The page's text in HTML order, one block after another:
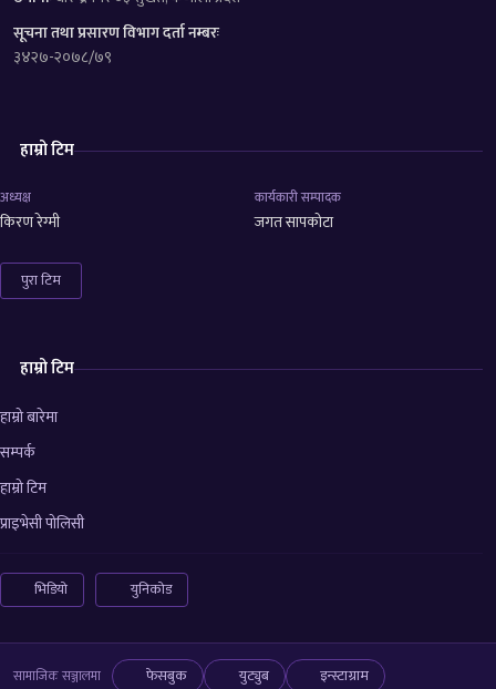
सूचना तथा प्रसारण विभाग दर्ता नम्बरः
३४२७-२०७८/७९
हाम्रो टिम
अध्यक्ष
किरण रेग्मी
कार्यकारी सम्पादक
जगत सापकोटा
पुरा टिम
हाम्रो टिम
हाम्रो बारेमा
सम्पर्क
हाम्रो टिम
प्राइभेसी पोलिसी
भिडियो युनिकोड
सामाजिक सञ्जालमा फेसबुक युट्युब इन्स्टाग्राम